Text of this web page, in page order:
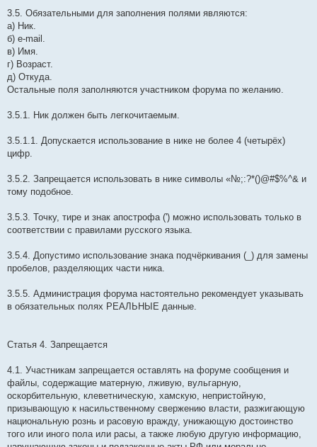
3.5. Обязательными для заполнения полями являются:
а) Ник.
б) e-mail.
в) Имя.
г) Возраст.
д) Откуда.
Остальные поля заполняются участником форума по желанию.
3.5.1. Ник должен быть легкочитаемым.
3.5.1.1. Допускается использование в нике не более 4 (четырёх)
цифр.
3.5.2. Запрещается использовать в нике символы «№;:?*()@#$%^& и
тому подобное.
3.5.3. Точку, тире и знак апострофа (') можно использовать только в
соответствии с правилами русского языка.
3.5.4. Допустимо использование знака подчёркивания (_) для замены
пробелов, разделяющих части ника.
3.5.5. Администрация форума настоятельно рекомендует указывать
в обязательных полях РЕАЛЬНЫЕ данные.
Статья 4. Запрещается
4.1. Участникам запрещается оставлять на форуме сообщения и
файлы, содержащие матерную, лживую, вульгарную,
оскорбительную, клеветническую, хамскую, непристойную,
призывающую к насильственному свержению власти, разжигающую
национальную рознь и расовую вражду, унижающую достоинство
того или иного пола или расы, а также любую другую информацию,